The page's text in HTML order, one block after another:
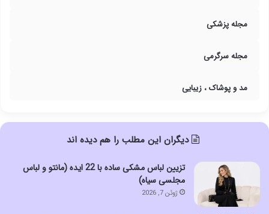
مجله پزشکی
مجله سرگرمی
مد و پوشاک ، زیبایی
دیگران این مطلب را هم دیده اند
تزیین لباس مشکی ساده با 22 ایده (مانتو و لباس
مجلسی سیاه)
ژوئن 7, 2026